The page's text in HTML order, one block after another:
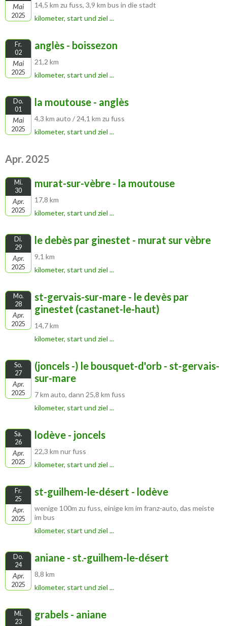
Mai
2025
14,5 km zu fuss, 3,9 km bus in die stadt
kilometer, start und ziel ...
Fr.
02
Mai
2025
anglès - boissezon
21,2 km
kilometer, start und ziel ...
Do.
01
Mai
2025
la moutouse - anglès
4,3 km auto / 24,1 km zu fuss
kilometer, start und ziel ...
Apr. 2025
Mi.
30
Apr.
2025
murat-sur-vèbre - la moutouse
17,8 km
kilometer, start und ziel ...
Di.
29
Apr.
2025
le debès par ginestet - murat sur vèbre
9,1 km
kilometer, start und ziel ...
Mo.
28
Apr.
2025
st-gervais-sur-mare - le devès par
ginestet (castanet-le-haut)
14,7 km
kilometer, start und ziel ...
So.
27
Apr.
2025
(joncels -) le bousquet-d'orb - st-gervais-
sur-mare
7 km auto, dann 25,8 km fuss
kilometer, start und ziel ...
Sa.
26
Apr.
2025
lodève - joncels
22,3 km nur fuss
kilometer, start und ziel ...
Fr.
25
Apr.
2025
st-guilhem-le-désert - lodève
wenige 100m zu fuss, einige km im franz-auto, das meiste
im bus
kilometer, start und ziel ...
Do.
24
Apr.
2025
aniane - st.-guilhem-le-désert
8,8 km
kilometer, start und ziel ...
Mi.
23
grabels - aniane